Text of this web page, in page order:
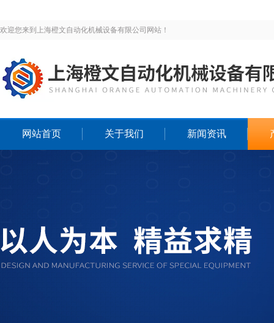
欢迎您来到上海橙文自动化机械设备有限公司网站！
网站首页 关于我们 新闻资讯